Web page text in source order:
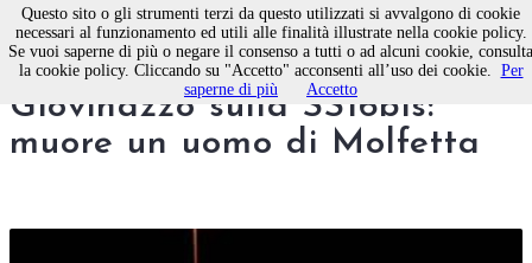
Tragico incidente stradale a
Giovinazzo sulla SS16bis:
muore un uomo di Molfetta
Questo sito o gli strumenti terzi da questo utilizzati si avvalgono di cookie
necessari al funzionamento ed utili alle finalità illustrate nella cookie policy.
Se vuoi saperne di più o negare il consenso a tutti o ad alcuni cookie, consulta
la cookie policy. Cliccando su "Accetto" acconsenti all’uso dei cookie. Per
saperne di più
Accetto